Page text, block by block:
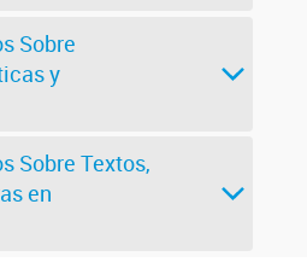
Sobre
y
Sobre Textos,
en